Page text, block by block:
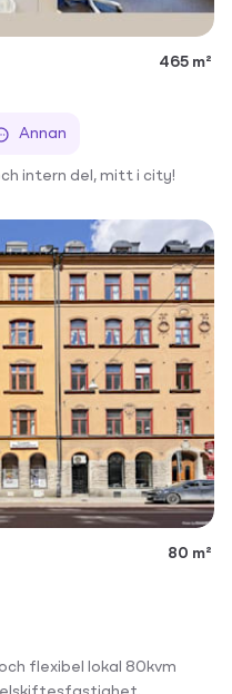
465 m²
Annan
intern del, mitt i city!
80 m²
flexibel lokal 80kvm